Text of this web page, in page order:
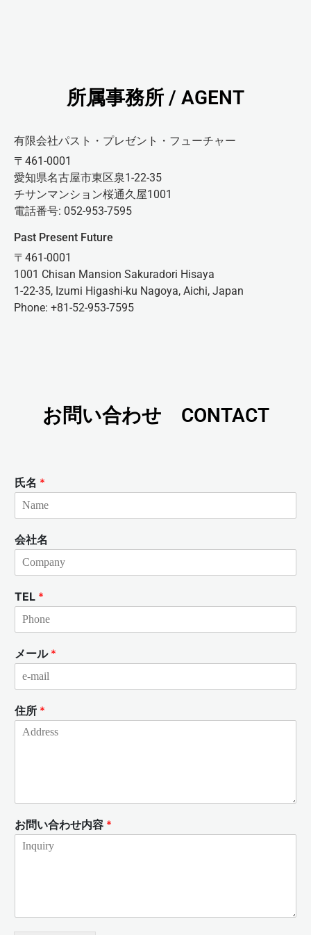
所属事務所 / AGENT
有限会社パスト・プレゼント・フューチャー
〒461-0001
愛知県名古屋市東区泉1-22-35
チサンマンション桜通久屋1001
電話番号: 052-953-7595
Past Present Future
〒461-0001
1001 Chisan Mansion Sakuradori Hisaya
1-22-35, Izumi Higashi-ku Nagoya, Aichi, Japan
Phone: +81-52-953-7595
お問い合わせ CONTACT
氏名 *
会社名
TEL *
メール *
住所 *
お問い合わせ内容 *